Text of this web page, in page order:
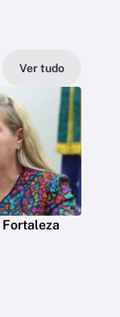
Ver tudo